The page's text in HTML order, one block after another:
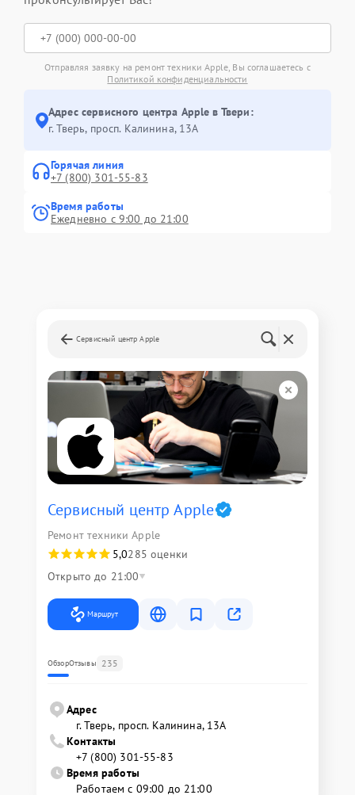
Отправляя заявку на ремонт техники Apple, Вы соглашаетесь с
Политикой конфиденциальности
Адрес сервисного центра Apple в Твери:
г. Тверь, просп. Калинина, 13А
Горячая линия
+7 (800) 301-55-83
Время работы
Ежедневно с 9:00 до 21:00
Сервисный центр Apple
Сервисный центр Apple
Ремонт техники Apple
5,0285 оценки
Открыто до 21:00
Маршрут
ОбзорОтзывы 235
Адрес
г. Тверь, просп. Калинина, 13А
Контакты
+7 (800) 301-55-83
Время работы
Работаем с 09:00 до 21:00